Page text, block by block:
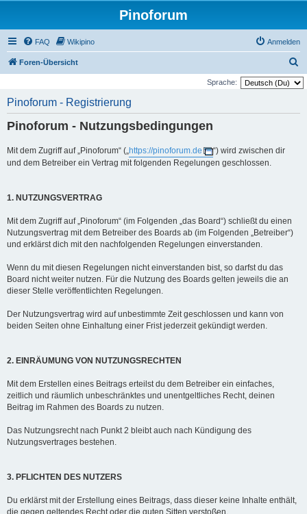
Pinoforum
FAQ Wikipino Anmelden
Foren-Übersicht
u
Sprache:
Pinoforum - Registrierung
Pinoforum - Nutzungsbedingungen
Mit dem Zugriff auf „Pinoforum“ („https://pinoforum.de
“) wird zwischen dir
und dem Betreiber ein Vertrag mit folgenden Regelungen geschlossen.
1. NUTZUNGSVERTRAG
Mit dem Zugriff auf „Pinoforum“ (im Folgenden „das Board“) schließt du einen
Nutzungsvertrag mit dem Betreiber des Boards ab (im Folgenden „Betreiber“)
und erklärst dich mit den nachfolgenden Regelungen einverstanden.
Wenn du mit diesen Regelungen nicht einverstanden bist, so darfst du das
Board nicht weiter nutzen. Für die Nutzung des Boards gelten jeweils die an
dieser Stelle veröffentlichten Regelungen.
Der Nutzungsvertrag wird auf unbestimmte Zeit geschlossen und kann von
beiden Seiten ohne Einhaltung einer Frist jederzeit gekündigt werden.
2. EINRÄUMUNG VON NUTZUNGSRECHTEN
Mit dem Erstellen eines Beitrags erteilst du dem Betreiber ein einfaches,
zeitlich und räumlich unbeschränktes und unentgeltliches Recht, deinen
Beitrag im Rahmen des Boards zu nutzen.
Das Nutzungsrecht nach Punkt 2 bleibt auch nach Kündigung des
Nutzungsvertrages bestehen.
3. PFLICHTEN DES NUTZERS
Du erklärst mit der Erstellung eines Beitrags, dass dieser keine Inhalte enthält,
die gegen geltendes Recht oder die guten Sitten verstoßen.